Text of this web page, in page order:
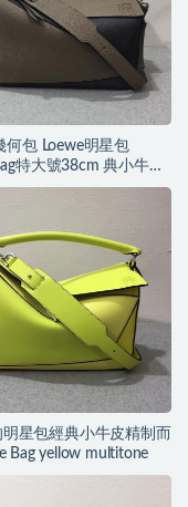
何包 Loewe明星包
特大號38cm 典小牛皮
明星包經典小牛皮精制而
Bag yellow multitone